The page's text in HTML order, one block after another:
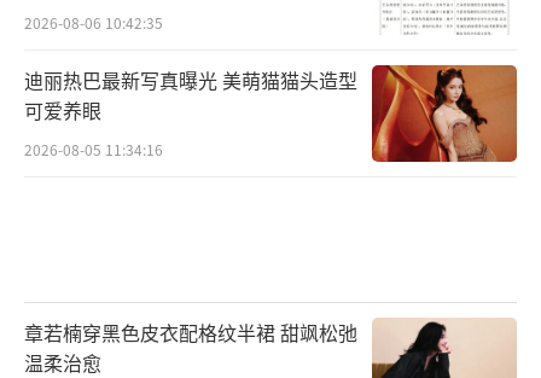
2026-08-06 10:42:35
迪丽热巴最新写真曝光 美萌猫猫头造型
可爱养眼
2026-08-05 11:34:16
章若楠穿黑色皮衣配格纹半裙 甜飒松弛
温柔治愈